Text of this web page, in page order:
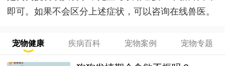
即可。如果不会区分上述症状，可以咨询在线兽医。
宠物健康 疾病百科 宠物案例 宠物专题